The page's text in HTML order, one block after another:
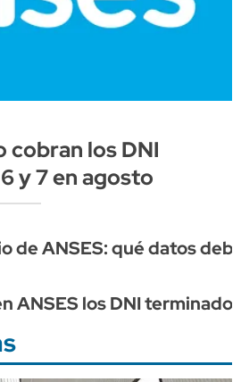
cobran los DNI
y 7 en agosto
de ANSES: qué datos
ANSES los DNI